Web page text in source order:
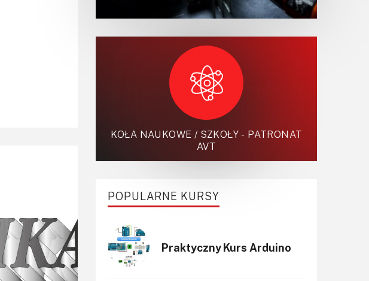
KOŁA NAUKOWE / SZKOŁY - PATRONAT
AVT
POPULARNE KURSY
Praktyczny Kurs Arduino